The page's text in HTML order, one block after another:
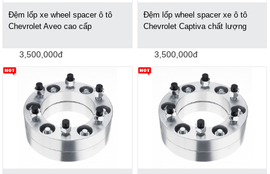
Đệm lốp xe wheel spacer ô tô
Chevrolet Aveo cao cấp
3,500,000đ
Đệm lốp wheel spacer xe ô tô
Chevrolet Captiva chất lượng
3,500,000đ